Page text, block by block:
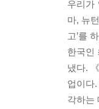
우리가
마, 뉴
고’를
한국인
냈다.
업이다
각하는